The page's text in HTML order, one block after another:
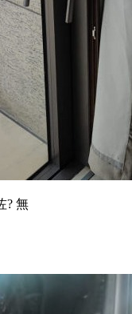
? 無